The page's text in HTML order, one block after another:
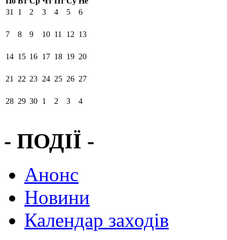
31
1 2 3 4 5 6
7 8 9 10 11 12 13
14 15 16 17 18 19 20
21 22 23 24 25 26 27
28 29 30 1 2 3 4
- ПОДІЇ -
Анонс
Новини
Календар заходів